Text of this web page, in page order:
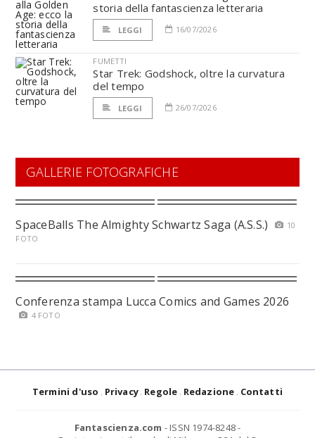
storia della fantascienza letteraria
LEGGI 16/07/2026
FUMETTI
Star Trek: Godshock, oltre la curvatura
del tempo
LEGGI 26/07/2026
GALLERIE FOTOGRAFICHE
SpaceBalls The Almighty Schwartz Saga (A.S.S.)
10
FOTO
Conferenza stampa Lucca Comics and Games 2026
4 FOTO
Termini d'uso Privacy Regole Redazione Contatti
Fantascienza.com - ISSN 1974-8248 -